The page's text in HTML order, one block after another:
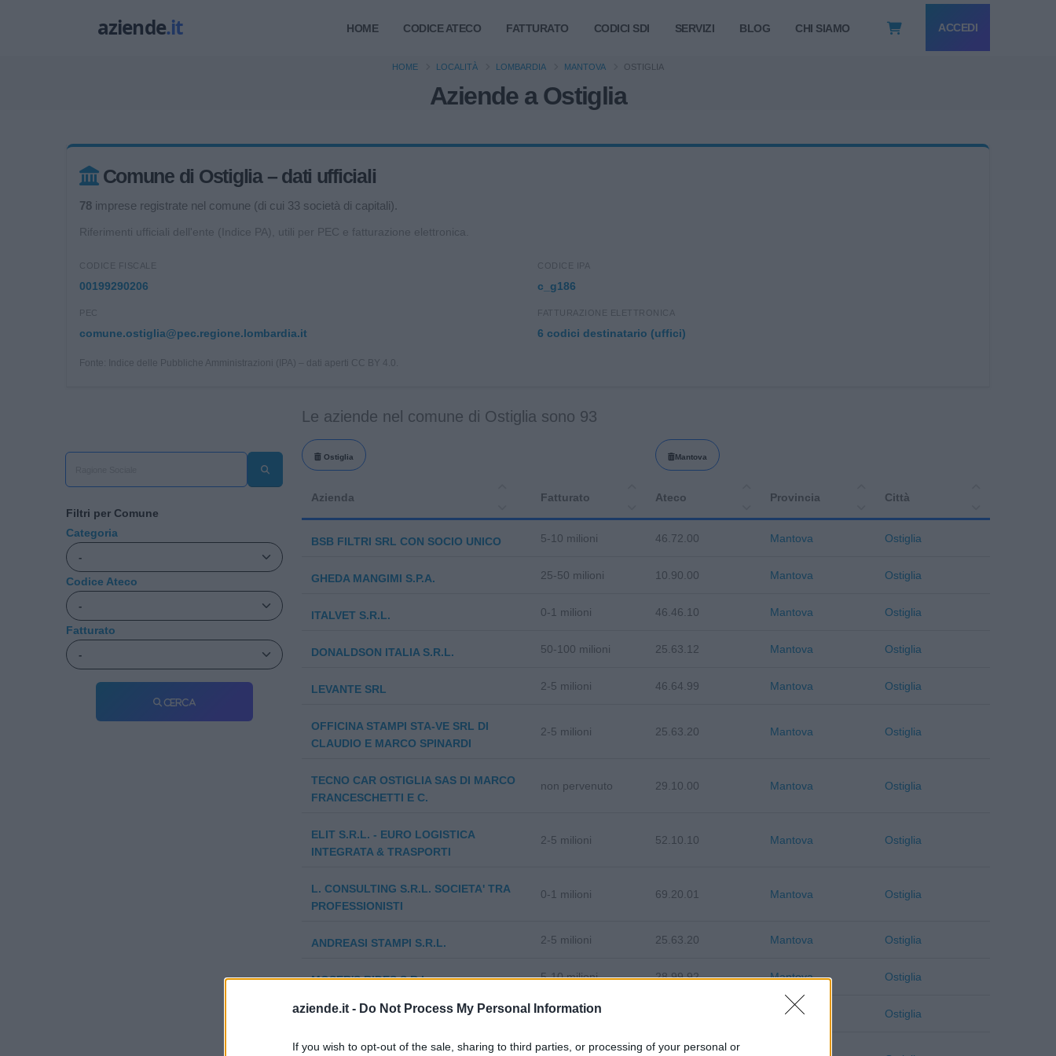
aziende.it - Do Not Process My Personal Information
If you wish to opt-out of the sale, sharing to third parties, or processing of your personal or
HOME CODICE ATECO FATTURATO CODICI SDI SERVIZI BLOG CHI SIAMO ACCEDI
Aziende a Ostiglia
HOME LOCALITÀ LOMBARDIA MANTOVA OSTIGLIA
Comune di Ostiglia – dati ufficiali
78 imprese registrate nel comune (di cui 33 società di capitali).
Riferimenti ufficiali dell'ente (Indice PA), utili per PEC e fatturazione elettronica.
CODICE FISCALE
00199290206
CODICE IPA
c_g186
PEC
comune.ostiglia@pec.regione.lombardia.it
FATTURAZIONE ELETTRONICA
6 codici destinatario (uffici)
Fonte: Indice delle Pubbliche Amministrazioni (IPA) – dati aperti CC BY 4.0.
Filtri per Comune
Categoria
Codice Ateco
Fatturato
Cerca
Le aziende nel comune di Ostiglia sono 93
Ostiglia Mantova
Azienda Fatturato Ateco Provincia Città
BSB FILTRI SRL CON SOCIO UNICO 5-10 milioni 46.72.00 Mantova Ostiglia
GHEDA MANGIMI S.P.A. 25-50 milioni 10.90.00 Mantova Ostiglia
ITALVET S.R.L. 0-1 milioni 46.46.10 Mantova Ostiglia
DONALDSON ITALIA S.R.L. 50-100 milioni 25.63.12 Mantova Ostiglia
LEVANTE SRL 2-5 milioni 46.64.99 Mantova Ostiglia
OFFICINA STAMPI STA-VE SRL DI
CLAUDIO E MARCO SPINARDI
2-5 milioni 25.63.20 Mantova Ostiglia
TECNO CAR OSTIGLIA SAS DI MARCO
FRANCESCHETTI E C.
non pervenuto 29.10.00 Mantova Ostiglia
ELIT S.R.L. - EURO LOGISTICA
INTEGRATA & TRASPORTI
2-5 milioni 52.10.10 Mantova Ostiglia
L. CONSULTING S.R.L. SOCIETA' TRA
PROFESSIONISTI
0-1 milioni 69.20.01 Mantova Ostiglia
ANDREASI STAMPI S.R.L. 2-5 milioni 25.63.20 Mantova Ostiglia
MOSER'S RIDES S.R.L. 5-10 milioni 28.99.92 Mantova Ostiglia
RED LASER ITALIA S.R.L. 1-2 milioni Mantova Ostiglia